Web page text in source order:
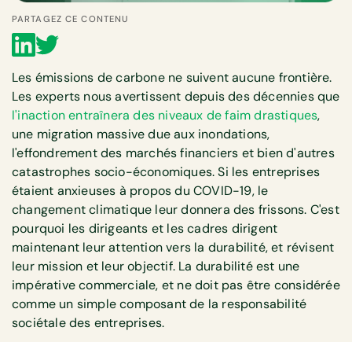
PARTAGEZ CE CONTENU
Les émissions de carbone ne suivent aucune frontière.
Les experts nous avertissent depuis des décennies que
l'inaction entraînera des niveaux de faim drastiques,
une migration massive due aux inondations,
l'effondrement des marchés financiers et bien d'autres
catastrophes socio-économiques. Si les entreprises
étaient anxieuses à propos du COVID-19, le
changement climatique leur donnera des frissons. C'est
pourquoi les dirigeants et les cadres dirigent
maintenant leur attention vers la durabilité, et révisent
leur mission et leur objectif. La durabilité est une
impérative commerciale, et ne doit pas être considérée
comme un simple composant de la responsabilité
sociétale des entreprises.